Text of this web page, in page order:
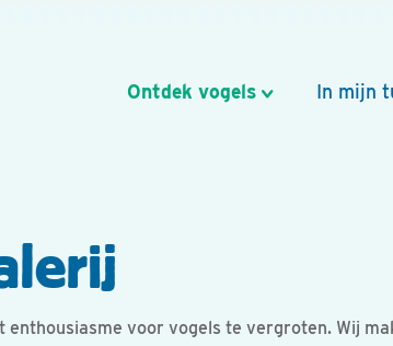
Ontdek vogels In mijn
enthousiasme voor vogels te vergroten. Wij